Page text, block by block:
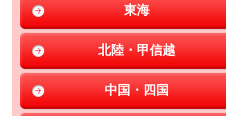
東海
北陸・甲信越
中国・四国